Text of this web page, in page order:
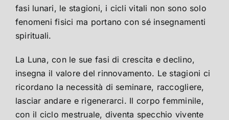
fasi lunari, le stagioni, i cicli vitali non sono solo
fenomeni fisici ma portano con sé insegnamenti
spirituali.
La Luna, con le sue fasi di crescita e declino,
insegna il valore del rinnovamento. Le stagioni ci
ricordano la necessità di seminare, raccogliere,
lasciar andare e rigenerarci. Il corpo femminile,
con il ciclo mestruale, diventa specchio vivente